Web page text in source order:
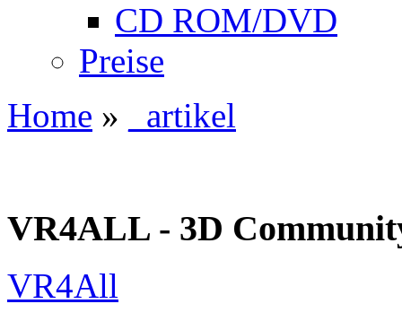
CD ROM/DVD
Preise
Home » _artikel
VR4ALL - 3D
VR4All